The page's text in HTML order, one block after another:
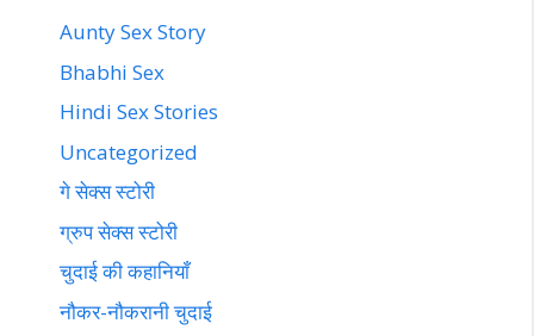
Aunty Sex Story
Bhabhi Sex
Hindi Sex Stories
Uncategorized
गे सेक्स स्टोरी
ग्रुप सेक्स स्टोरी
चुदाई की कहानियाँ
नौकर-नौकरानी चुदाई